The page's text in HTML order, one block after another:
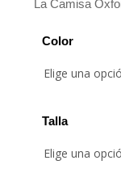
La Camisa
Color
Talla